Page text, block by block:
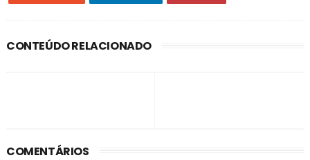
CONTEÚDO RELACIONADO
COMENTÁRIOS